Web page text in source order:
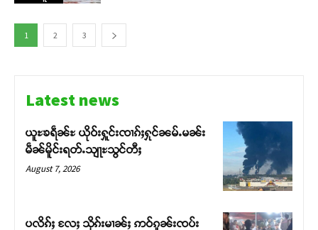
1 2 3
Latest news
ယူႊၶရဵၼ်ႊ ယိုဝ်းႁူင်းၸၢၵ်ႈႁုင်ၼမ်ႉမၼ်း
မဵၼ်မိူင်းရတ်ႉသျႃႊသွင်တီႈ
August 7, 2026
ပလိၵ်ႈ လႄႈ သိုၵ်းမၢၼ်ႈ ဢဝ်ၵူၼ်းၸပ်း